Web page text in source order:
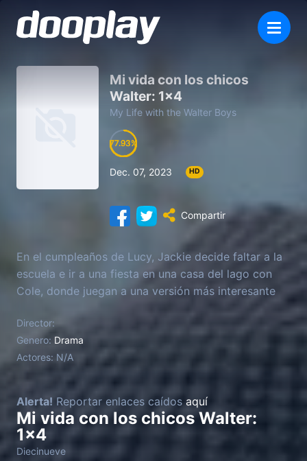
Mi vida con los chicos
Walter: 1×4
My Life with the Walter Boys
77.93
77.93
77.93
77.93
Dec. 07, 2023 HD
Compartir
En el cumpleaños de Lucy, Jackie decide faltar a la
escuela e ir a una fiesta en una casa del lago con
Cole, donde juegan a una versión más interesante
Director:
Genero: Drama
Actores: N/A
Alerta! Reportar enlaces caídos aquí
Mi vida con los chicos Walter:
1x4
Diecinueve